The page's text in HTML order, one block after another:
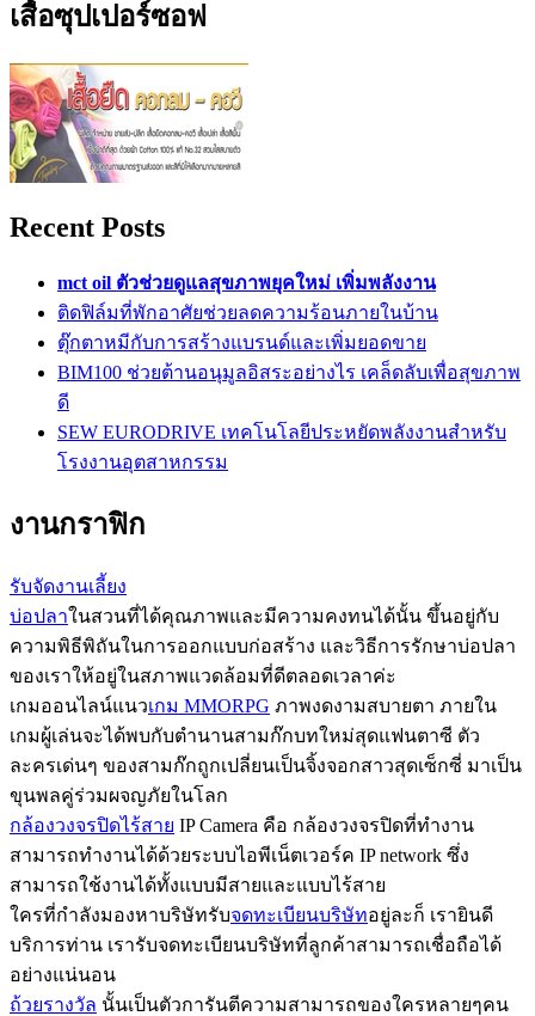
เสื้อซุปเปอร์ซอฟ
Recent Posts
mct oil ตัวช่วยดูแลสุขภาพยุคใหม่ เพิ่มพลังงาน
ติดฟิล์มที่พักอาศัยช่วยลดความร้อนภายในบ้าน
ตุ๊กตาหมีกับการสร้างแบรนด์และเพิ่มยอดขาย
BIM100 ช่วยต้านอนุมูลอิสระอย่างไร เคล็ดลับเพื่อสุขภาพ
ดี
SEW EURODRIVE เทคโนโลยีประหยัดพลังงานสำหรับ
โรงงานอุตสาหกรรม
งานกราฟิก
รับจัดงานเลี้ยง
บ่อปลาในสวนที่ได้คุณภาพและมีความคงทนได้นั้น ขึ้นอยู่กับ
ความพิธีพิถันในการออกแบบก่อสร้าง และวิธีการรักษาบ่อปลา
ของเราให้อยู่ในสภาพแวดล้อมที่ดีตลอดเวลาค่ะ
เกมออนไลน์แนวเกม MMORPG ภาพงดงามสบายตา ภายใน
เกมผู้เล่นจะได้พบกับตำนานสามก๊กบทใหม่สุดแฟนตาซี ตัว
ละครเด่นๆ ของสามก๊กถูกเปลี่ยนเป็นจิ้งจอกสาวสุดเซ็กซี่ มาเป็น
ขุนพลคู่ร่วมผจญภัยในโลก
กล้องวงจรปิดไร้สาย IP Camera คือ กล้องวงจรปิดที่ทำงาน
สามารถทำงานได้ด้วยระบบไอพีเน็ตเวอร์ค IP network ซึ่ง
สามารถใช้งานได้ทั้งแบบมีสายและแบบไร้สาย
ใครที่กำลังมองหาบริษัทรับจดทะเบียนบริษัทอยู่ละก็ เรายินดี
บริการท่าน เรารับจดทะเบียนบริษัทที่ลูกค้าสามารถเชื่อถือได้
อย่างแน่นอน
ถ้วยรางวัล นั้นเป็นตัวการันตีความสามารถของใครหลายๆคน